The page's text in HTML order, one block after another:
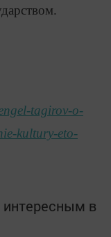
tagirov-o-
kultury-eto-
в